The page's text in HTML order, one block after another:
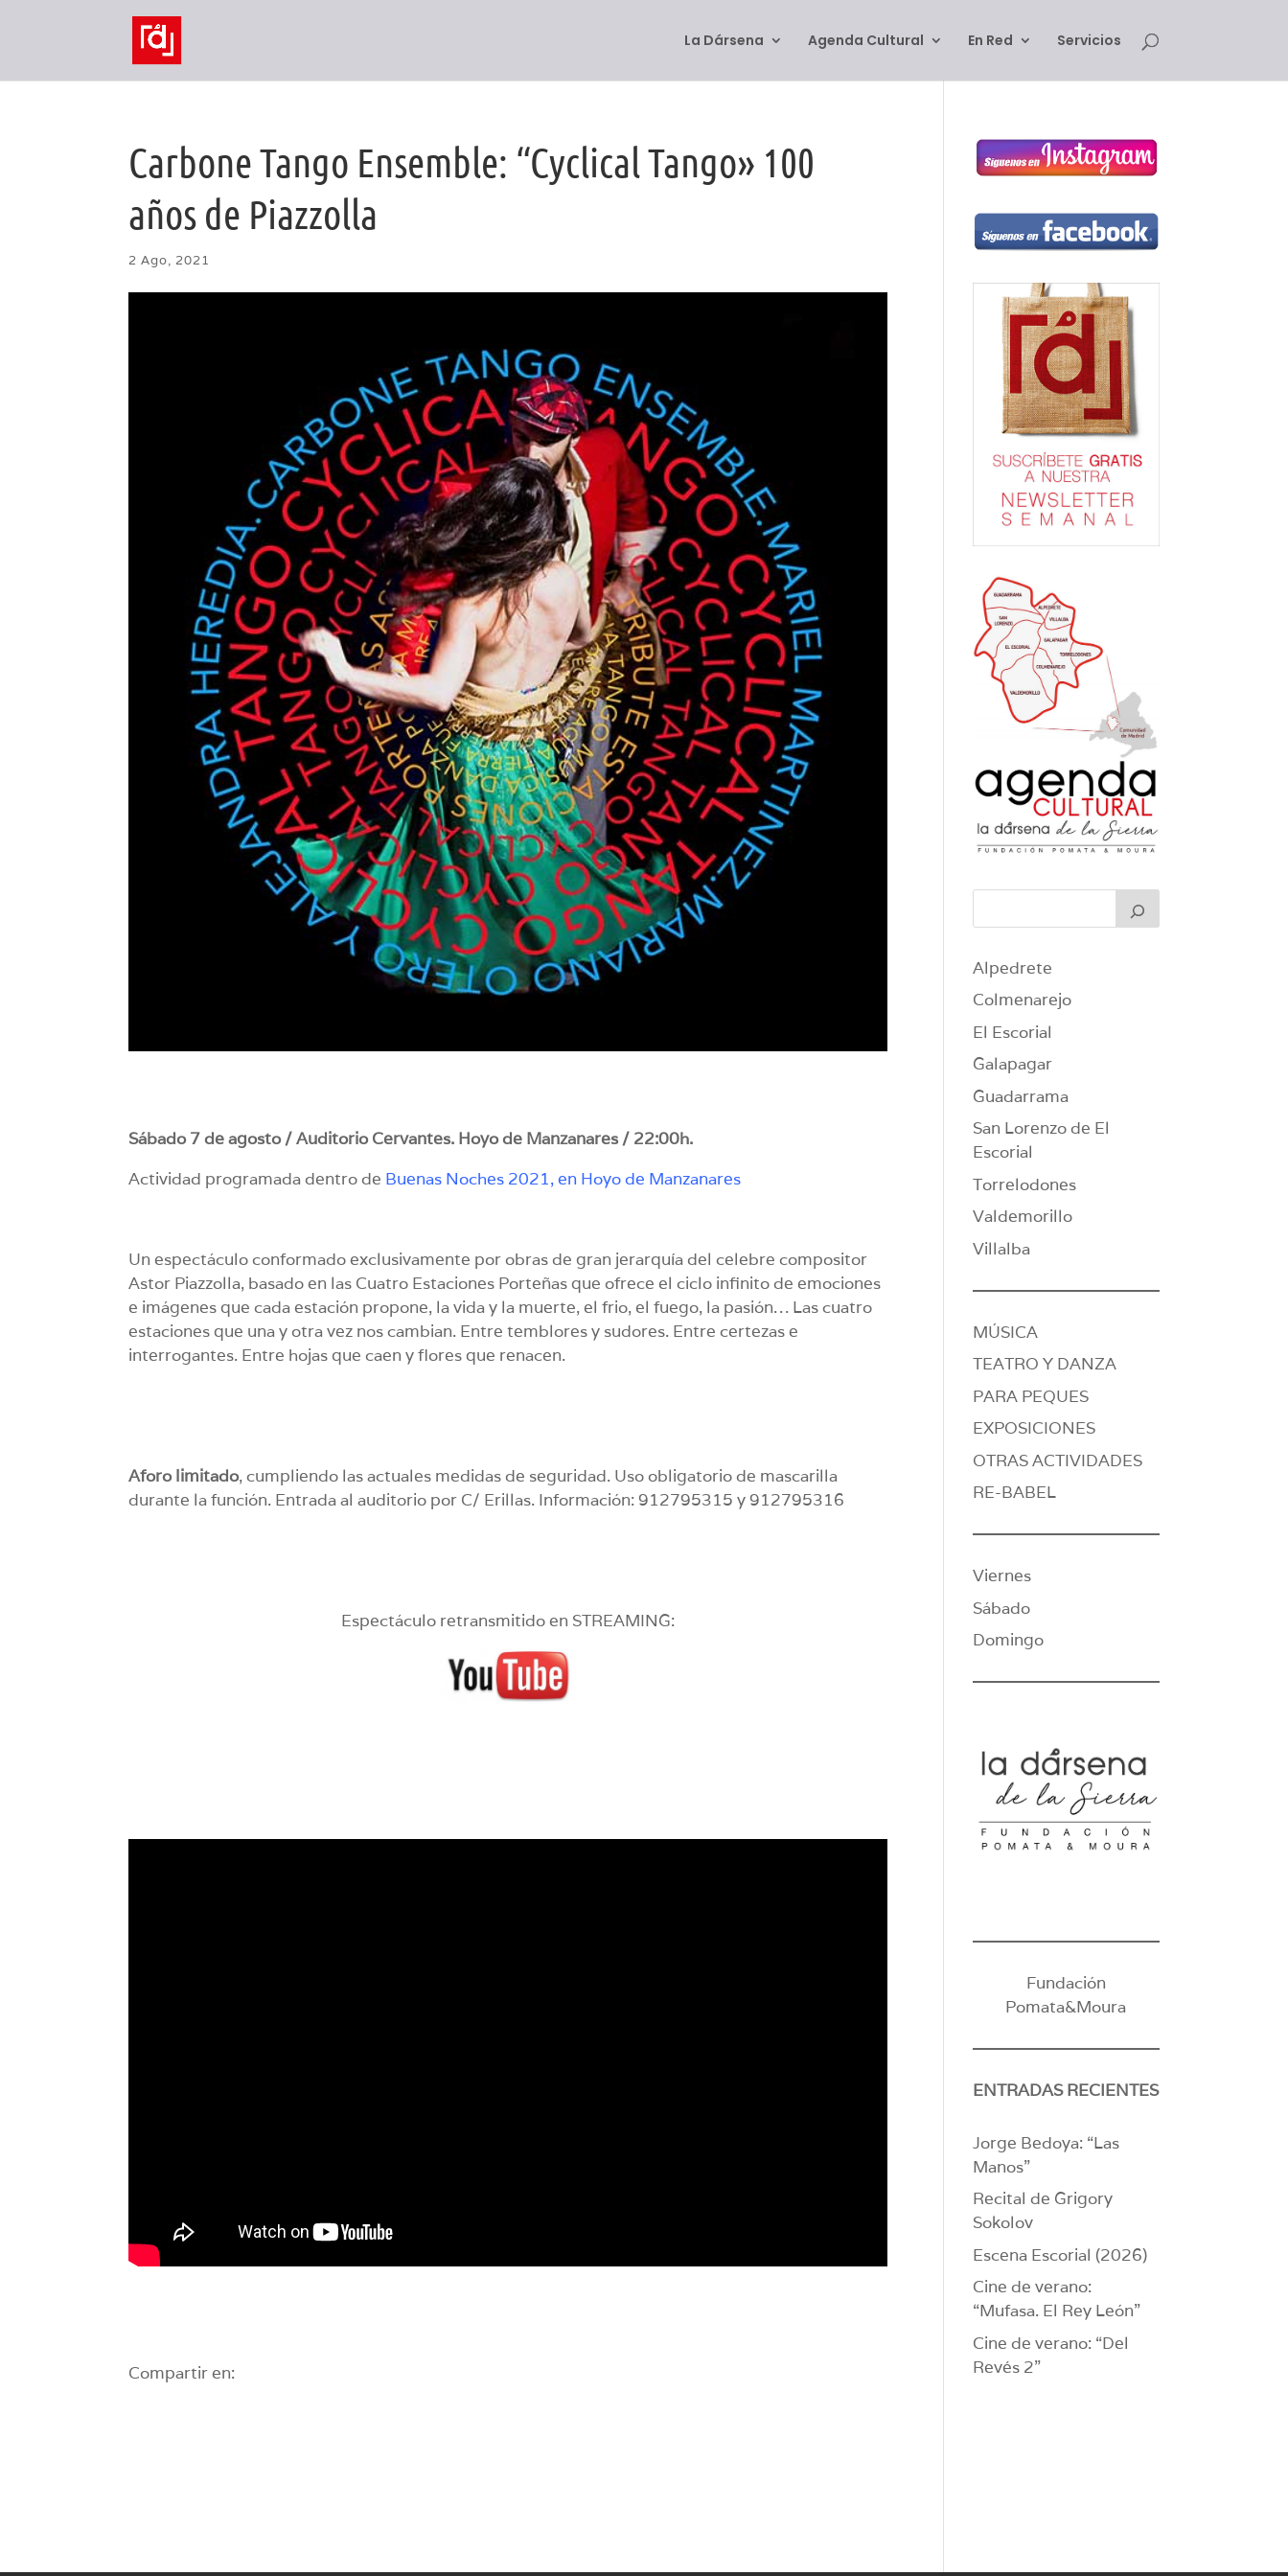
La Dársena Agenda Cultural En Red Servicios
Carbone Tango Ensemble: “Cyclical Tango» 100
años de Piazzolla
2 Ago, 2021
Sábado 7 de agosto / Auditorio Cervantes. Hoyo de Manzanares / 22:00h.
Actividad programada dentro de Buenas Noches 2021, en Hoyo de Manzanares
Un espectáculo conformado exclusivamente por obras de gran jerarquía del celebre compositor
Astor Piazzolla, basado en las Cuatro Estaciones Porteñas que ofrece el ciclo infinito de emociones
e imágenes que cada estación propone, la vida y la muerte, el frio, el fuego, la pasión… Las cuatro
estaciones que una y otra vez nos cambian. Entre temblores y sudores. Entre certezas e
interrogantes. Entre hojas que caen y flores que renacen.
Aforo limitado, cumpliendo las actuales medidas de seguridad. Uso obligatorio de mascarilla
durante la función. Entrada al auditorio por C/ Erillas. Información: 912795315 y 912795316
Espectáculo retransmitido en STREAMING:
Compartir en:
Alpedrete
Colmenarejo
El Escorial
Galapagar
Guadarrama
San Lorenzo de El
Escorial
Torrelodones
Valdemorillo
Villalba
MÚSICA
TEATRO Y DANZA
PARA PEQUES
EXPOSICIONES
OTRAS ACTIVIDADES
RE-BABEL
Viernes
Sábado
Domingo
Fundación
Pomata&Moura
ENTRADAS RECIENTES
Jorge Bedoya: “Las
Manos”
Recital de Grigory
Sokolov
Escena Escorial (2026)
Cine de verano:
“Mufasa. El Rey León”
Cine de verano: “Del
Revés 2”